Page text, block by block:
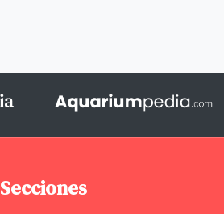
Secciones